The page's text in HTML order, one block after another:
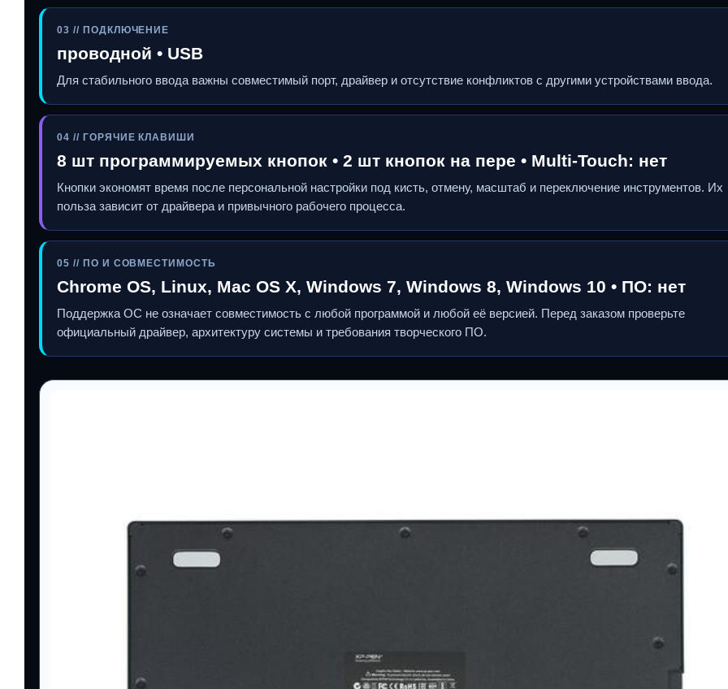
03 // ПОДКЛЮЧЕНИЕ
проводной • USB
Для стабильного ввода важны совместимый порт, драйвер и отсутствие конфликтов с другими устройствами ввода.
04 // ГОРЯЧИЕ КЛАВИШИ
8 шт программируемых кнопок • 2 шт кнопок на пере • Multi‑Touch: нет
Кнопки экономят время после персональной настройки под кисть, отмену, масштаб и переключение инструментов. Их
польза зависит от драйвера и привычного рабочего процесса.
05 // ПО И СОВМЕСТИМОСТЬ
Chrome OS, Linux, Mac OS X, Windows 7, Windows 8, Windows 10 • ПО: нет
Поддержка ОС не означает совместимость с любой программой и любой её версией. Перед заказом проверьте
официальный драйвер, архитектуру системы и требования творческого ПО.